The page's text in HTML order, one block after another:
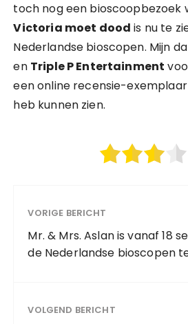
toch nog een bioscoopbezoek
Victoria moet dood is nu te
Nederlandse bioscopen. Mijn
en Triple P Entertainment
een online recensie-
heb kunnen zien.
VORIGE BERICHT
Mr. & Mrs. Aslan is vanaf 18
de Nederlandse bioscopen
VOLGEND BERICHT